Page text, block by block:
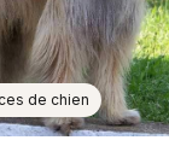
de chien